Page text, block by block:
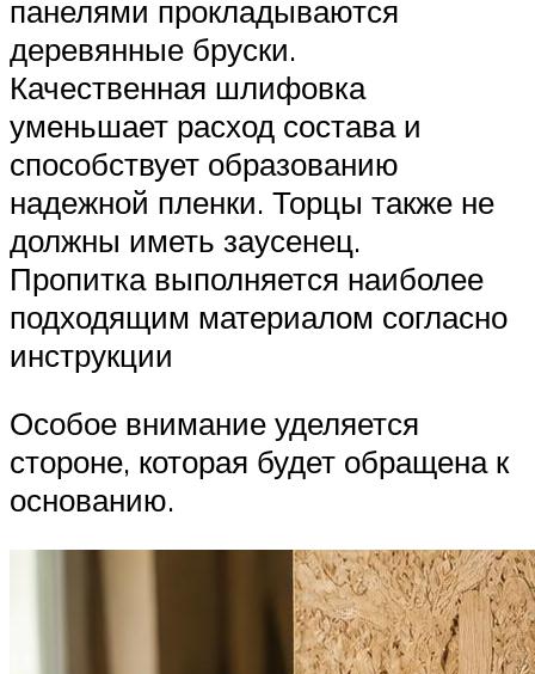
панелями прокладываются
деревянные бруски.
Качественная шлифовка
уменьшает расход состава и
способствует образованию
надежной пленки. Торцы также не
должны иметь заусенец.
Пропитка выполняется наиболее
подходящим материалом согласно
инструкции
Особое внимание уделяется
стороне, которая будет обращена к
основанию.